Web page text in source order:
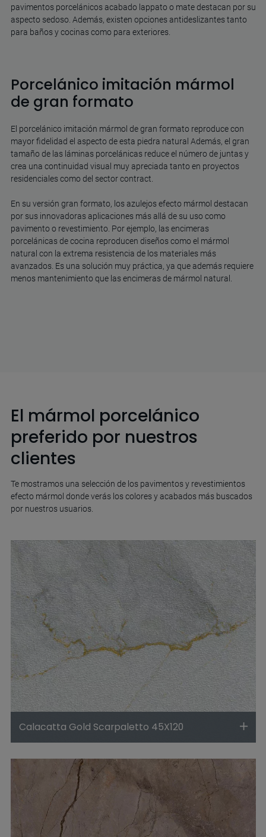
pavimentos porcelánicos acabado lappato o mate destacan por su
aspecto sedoso. Además, existen opciones antideslizantes tanto
para baños y cocinas como para exteriores.
Porcelánico imitación mármol
de gran formato
El porcelánico imitación mármol de gran formato reproduce con
mayor fidelidad el aspecto de esta piedra natural Además, el gran
tamaño de las láminas porcelánicas reduce el número de juntas y
crea una continuidad visual muy apreciada tanto en proyectos
residenciales como del sector contract.
En su versión gran formato, los azulejos efecto mármol destacan
por sus innovadoras aplicaciones más allá de su uso como
pavimento o revestimiento. Por ejemplo, lasencimeras
porcelánicas de cocina reproducen diseños como el mármol
natural con la extrema resistencia de los materiales más
avanzados. Es una solución muy práctica, ya que además requiere
menos mantenimiento que las encimeras de mármol natural.
Calacatta Gold Scarpaletto 45X120
El mármol porcelánico
preferido por nuestros
clientes
Te mostramos una selección de los pavimentos y revestimientos
efecto mármol donde verás los colores y acabados más buscados
por nuestros usuarios.